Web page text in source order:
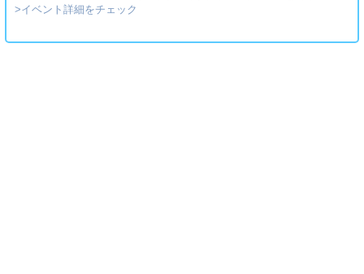
>イベント詳細をチェック